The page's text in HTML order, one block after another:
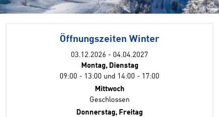
©
Öffnungszeiten Winter
03.12.2026 - 04.04.2027
Montag, Dienstag
09:00 - 13:00 und 14:00 - 17:00
Mittwoch
Geschlossen
Donnerstag, Freitag